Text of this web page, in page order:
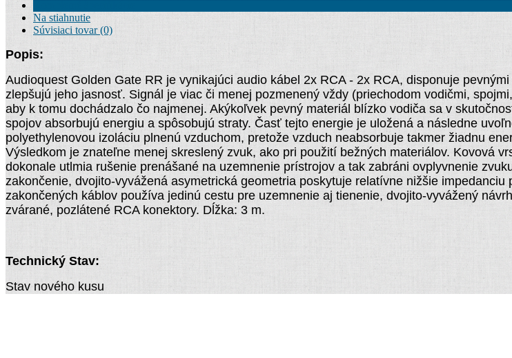
Na stiahnutie
Súvisiaci tovar (0)
Popis:
Audioquest Golden Gate RR je vynikajúci audio kábel 2x RCA - 2x RCA, disponuje
zlepšujú jeho jasnosť. Signál je viac či menej pozmenený vždy (priechodom vodičmi,
aby k tomu dochádzalo čo najmenej. Akýkoľvek pevný materiál blízko vodiča sa v
spojov absorbujú energiu a spôsobujú straty. Časť tejto energie je uložená a následne
polyethylenovou izoláciu plnenú vzduchom, pretože vzduch neabsorbuje takmer žiadnu
Výsledkom je znateľne menej skreslený zvuk, ako pri použití bežných materiálov. Kovová
dokonale utlmia rušenie prenášané na uzemnenie prístrojov a tak zabráni ovplyvnenie
zakončenie, dvojito-vyvážená asymetrická geometria poskytuje relatívne nižšie
zakončených káblov používa jedinú cestu pre uzemnenie aj tienenie, dvojito-vyvážený
zvárané, pozlátené RCA konektory. Dĺžka: 3 m.
Technický Stav:
Stav nového kusu